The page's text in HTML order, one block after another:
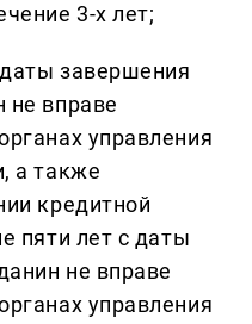
3-х лет;
завершения
не вправе
управления
а также
кредитной
пяти лет с даты
не вправе
управления